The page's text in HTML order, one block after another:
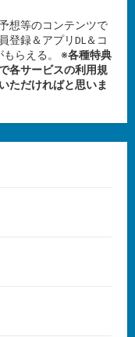
想等のコンテンツで
登録＆アプリDL＆コ
もらえる。 ※各種特典
各サービスの利用規
ただければと思いま